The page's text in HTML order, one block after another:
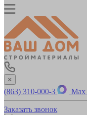
×
(863) 310-000-3 Max
Заказать звонок